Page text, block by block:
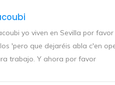
yo viven en Sevilla por
'pero que dejaréis abla c'en
trabajo. Y ahora por favor